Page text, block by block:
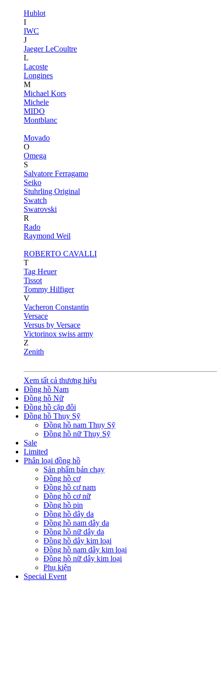
Hublot
I
IWC
J
Jaeger LeCoultre
L
Lacoste
Longines
M
Michael Kors
Michele
MIDO
Montblanc
Movado
O
Omega
S
Salvatore Ferragamo
Seiko
Stuhrling Original
Swatch
Swarovski
R
Rado
Raymond Weil
ROBERTO CAVALLI
T
Tag Heuer
Tissot
Tommy Hilfiger
V
Vacheron Constantin
Versace
Versus by Versace
Victorinox swiss army
Z
Zenith
Xem tất cả thương hiệu
Đồng hồ Nam
Đồng hồ Nữ
Đồng hồ cặp đôi
Đồng hồ Thụy Sỹ
Đồng hồ nam Thụy Sỹ
Đồng hồ nữ Thụy Sỹ
Sale
Limited
Phân loại đồng hồ
Sản phẩm bán chạy
Đồng hồ cơ
Đồng hồ cơ nam
Đồng hồ cơ nữ
Đồng hồ pin
Đồng hồ dây da
Đồng hồ nam dây da
Đồng hồ nữ dây da
Đồng hồ dây kim loại
Đồng hồ nam dây kim loại
Đồng hồ nữ dây kim loại
Phụ kiện
Special Event